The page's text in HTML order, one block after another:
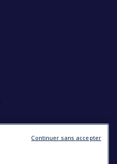
Continuer sans accepter